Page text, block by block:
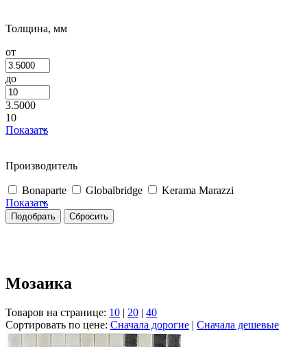
Толщина, мм
от
до
3.5000
10
Показать
Производитель
Bonaparte Globalbridge
Kerama Marazzi
Показать
Мозаика
Товаров на странице: 10 | 20 | 40
Сортировать по цене: Сначала дорогие | Сначала дешевые